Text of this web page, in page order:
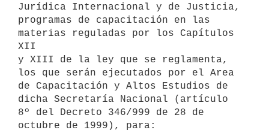
Jurídica Internacional y de Justicia,
programas de capacitación en las
materias reguladas por los Capítulos
XII
y XIII de la ley que se reglamenta,
los que serán ejecutados por el Area
de Capacitación y Altos Estudios de
dicha Secretaría Nacional (artículo
8º del Decreto 346/999 de 28 de
octubre de 1999), para: